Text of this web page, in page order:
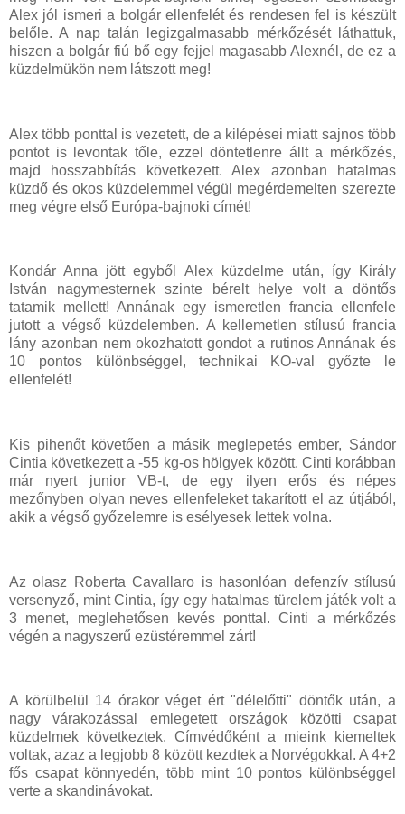
Alex jól ismeri a bolgár ellenfelét és rendesen fel is készült
belőle. A nap talán legizgalmasabb mérkőzését láthattuk,
hiszen a bolgár fiú bő egy fejjel magasabb Alexnél, de ez a
küzdelmükön nem látszott meg!
Alex több ponttal is vezetett, de a kilépései miatt sajnos több
pontot is levontak tőle, ezzel döntetlenre állt a mérkőzés,
majd hosszabbítás következett. Alex azonban hatalmas
küzdő és okos küzdelemmel végül megérdemelten szerezte
meg végre első Európa-bajnoki címét!
Kondár Anna jött egyből Alex küzdelme után, így Király
István nagymesternek szinte bérelt helye volt a döntős
tatamik mellett! Annának egy ismeretlen francia ellenfele
jutott a végső küzdelemben. A kellemetlen stílusú francia
lány azonban nem okozhatott gondot a rutinos Annának és
10 pontos különbséggel, technikai KO-val győzte le
ellenfelét!
Kis pihenőt követően a másik meglepetés ember, Sándor
Cintia következett a -55 kg-os hölgyek között. Cinti korábban
már nyert junior VB-t, de egy ilyen erős és népes
mezőnyben olyan neves ellenfeleket takarított el az útjából,
akik a végső győzelemre is esélyesek lettek volna.
Az olasz Roberta Cavallaro is hasonlóan defenzív stílusú
versenyző, mint Cintia, így egy hatalmas türelem játék volt a
3 menet, meglehetősen kevés ponttal. Cinti a mérkőzés
végén a nagyszerű ezüstéremmel zárt!
A körülbelül 14 órakor véget ért "délelőtti" döntők után, a
nagy várakozással emlegetett országok közötti csapat
küzdelmek következtek. Címvédőként a mieink kiemeltek
voltak, azaz a legjobb 8 között kezdtek a Norvégokkal. A 4+2
fős csapat könnyedén, több mint 10 pontos különbséggel
verte a skandinávokat.